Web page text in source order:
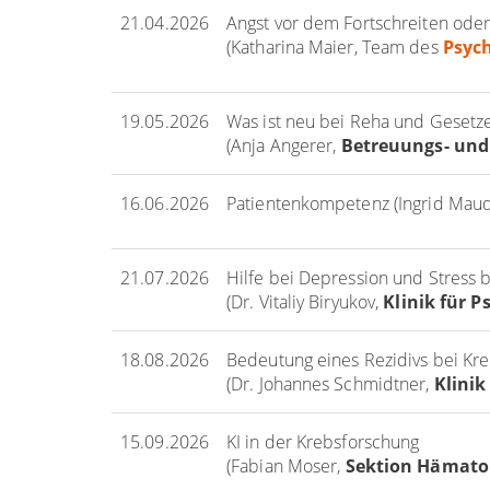
21.04.2026
Angst vor dem Fortschreiten
(Katharina Maier, Team des
19.05.2026
Was ist neu bei Reha und
(Anja Angerer, Betreuungs-
16.06.2026 Patientenkompetenz (Ingrid
21.07.2026
Hilfe bei Depression und Stress
(Dr. Vitaliy Biryukov, Klinik für
18.08.2026
Bedeutung eines Rezidivs bei
(Dr. Johannes Schmidtner, Klinik
15.09.2026
KI in der Krebsforschung
(Fabian Moser, Sektion